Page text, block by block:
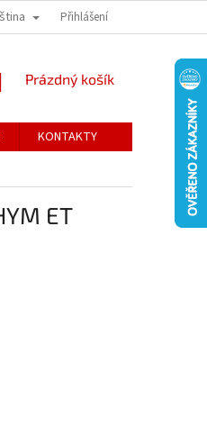
Přihlášení
NÁKUPNÍ
Prázdný košík
KONTAKTY
ET